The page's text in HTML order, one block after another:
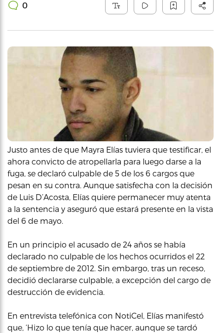
0
Justo antes de que Mayra Elías tuviera que testificar, el
ahora convicto de atropellarla para luego darse a la
fuga, se declaró culpable de 5 de los 6 cargos que
pesan en su contra. Aunque satisfecha con la decisión
de Luis D’Acosta, Elías quiere permanecer muy atenta
a la sentencia y aseguró que estará presente en la vista
del 6 de mayo.
En un principio el acusado de 24 años se había
declarado no culpable de los hechos ocurridos el 22
de septiembre de 2012. Sin embargo, tras un receso,
decidió declararse culpable, a excepción del cargo de
destrucción de evidencia.
En entrevista telefónica con NotiCel, Elías manifestó
que, ‘Hizo lo que tenía que hacer, aunque se tardó